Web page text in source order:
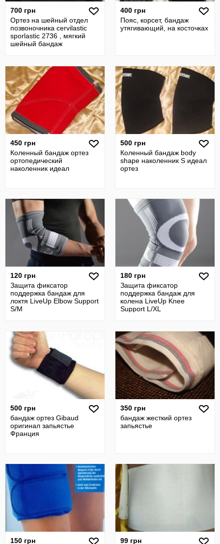
700 грн
Ортез на шейный отдел
позвоночника cervilastic
sporlastic 2736 , мягкий
шейный бандаж
400 грн
Пояс, корсет, бандаж
утягивающий, на косточках
450 грн
Коленный бандаж ортез
ортопедический
наколенник идеал
500 грн
Коленный бандаж body
shape наколенник S идеал
ортез
120 грн
Защита фиксатор
поддержка бандаж для
локтя LiveUp Elbow Support
S/M
180 грн
Защита фиксатор
поддержка бандаж для
колена LiveUp Knee
Support L/XL
500 грн
бандаж ортез Gibaud
оригинал запьястье
Франция
350 грн
бандаж жесткий ортез
запьястье
150 грн 99 грн